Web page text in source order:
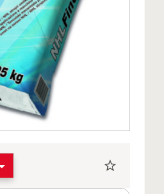
star_border